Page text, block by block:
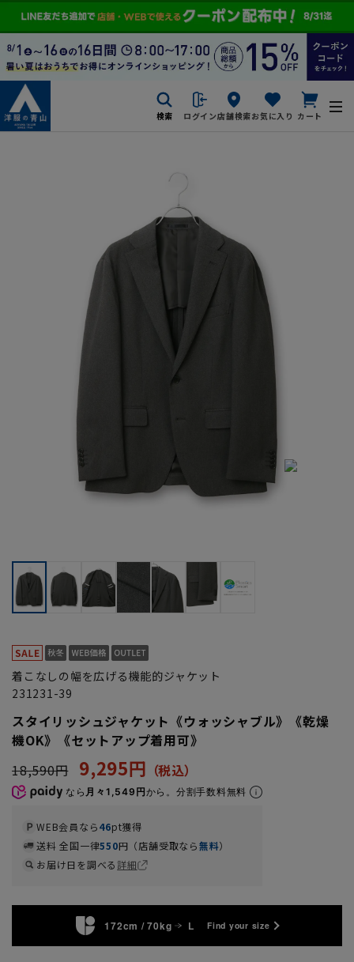
検索 ログイン店舗検索お気に入り カート
着こなしの幅を広げる機能的ジャケット
231231-39
スタイリッシュジャケット《ウォッシャブル》《乾燥
機OK》《セットアップ着用可》
18,590円
9,295円
なら 月々1,549円から。分割手数料無料
WEB会員なら46pt獲得
送料 全国一律550円（店舗受取なら無料）
お届け日を調べる詳細
172cm / 70kg L Find your size